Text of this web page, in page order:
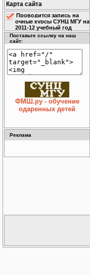
Карта сайта
Проводится запись на
очные курсы СУНЦ МГУ на
2011-12 учебный год
Поставьте ссылку на наш
сайт:
ФМШ.ру - обучение
одаренных детей
Реклама